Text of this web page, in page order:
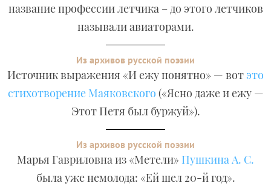
название профессии летчика – до этого летчиков
называли авиаторами.
Из архивов русской поэзии
Источник выражения «И ежу понятно» — вот это
стихотворение Маяковского («Ясно даже и ежу —
Этот Петя был буржуй»).
Из архивов русской поэзии
Марья Гавриловна из «Метели» Пушкина А. С.
была уже немолода: «Ей шел 20-й год».